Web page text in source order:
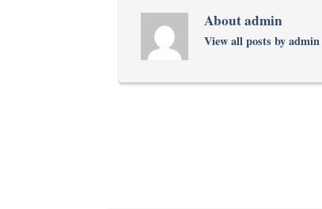
About admin
View all posts by admin